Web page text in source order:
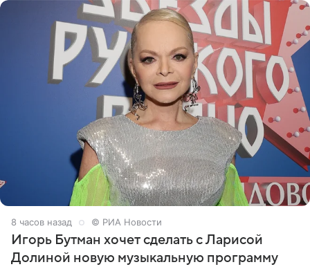
8 часов назад © РИА Новости
Игорь Бутман хочет сделать с Ларисой
Долиной новую музыкальную программу